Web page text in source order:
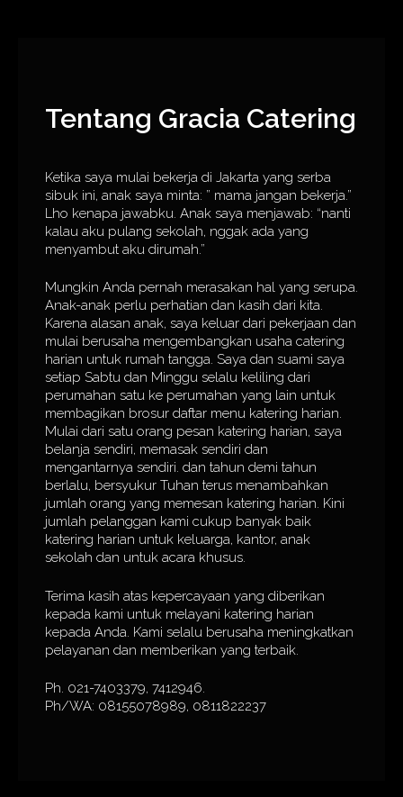
Tentang Gracia Catering
Ketika saya mulai bekerja di Jakarta yang serba
sibuk ini, anak saya minta: ” mama jangan bekerja.”
Lho kenapa jawabku. Anak saya menjawab: “nanti
kalau aku pulang sekolah, nggak ada yang
menyambut aku dirumah.”
Mungkin Anda pernah merasakan hal yang serupa.
Anak-anak perlu perhatian dan kasih dari kita.
Karena alasan anak, saya keluar dari pekerjaan dan
mulai berusaha mengembangkan usaha catering
harian untuk rumah tangga. Saya dan suami saya
setiap Sabtu dan Minggu selalu keliling dari
perumahan satu ke perumahan yang lain untuk
membagikan brosur daftar menu katering harian.
Mulai dari satu orang pesan katering harian, saya
belanja sendiri, memasak sendiri dan
mengantarnya sendiri. dan tahun demi tahun
berlalu, bersyukur Tuhan terus menambahkan
jumlah orang yang memesan katering harian. Kini
jumlah pelanggan kami cukup banyak baik
katering harian untuk keluarga, kantor, anak
sekolah dan untuk acara khusus.
Terima kasih atas kepercayaan yang diberikan
kepada kami untuk melayani katering harian
kepada Anda. Kami selalu berusaha meningkatkan
pelayanan dan memberikan yang terbaik.
Ph. 021-7403379, 7412946.
Ph/WA: 08155078989, 0811822237